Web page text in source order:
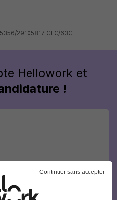
29105817 CEC/63C
Hellowork et
!
Continuer sans accepter